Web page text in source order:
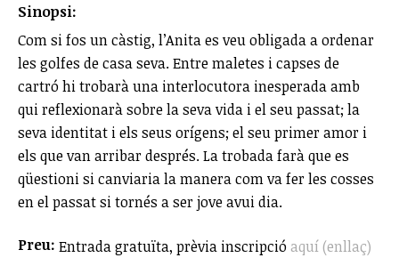
Sinopsi:
Com si fos un càstig, l’Anita es veu obligada a ordenar
les golfes de casa seva. Entre maletes i capses de
cartró hi trobarà una interlocutora inesperada amb
qui reflexionarà sobre la seva vida i el seu passat; la
seva identitat i els seus orígens; el seu primer amor i
els que van arribar després. La trobada farà que es
qüestioni si canviaria la manera com va fer les cosses
en el passat si tornés a ser jove avui dia.
Preu: Entrada gratuïta, prèvia inscripció aquí (enllaç)